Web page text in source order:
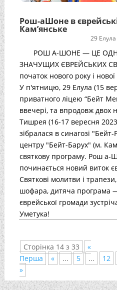
Рош-аШоне в
Кам’янське
29
РОШ А-ШОНЕ — ЦЕ
ЗНАЧУЩИХ ЄВРЕЙСЬКИХ
початок нового року і
У п'ятницю, 29 Елула (15
приватного ліцею “Бейт
ввечері, та впродовж двох
Тишрея (16-17 вересня
зібралася в синагозі
центру "Бейт-Барух" (м.
святкову програму. Рош
починається новий виток
Святкові молитви і
шофара, дитяча програма
єврейської громади
Уметука!
Сторінка 14 з 33
«
Перша
« ... 5 ... 12
»